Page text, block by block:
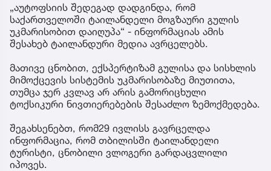
„აუტოფსიის შედეგად დადგინდა, რომ
საქართველოში ტაილანდელი მოგზაური გულის
უკმარისობით დაიღუპა“ - ინფორმაციას ამის
შესახებ ტაილანდური მედია ავრცელებს.
მათივე ცნობით, ექსპერტიზამ გულისა და სისხლის
მიმოქცევის სისტემის უკმარისობაზე მიუთითა,
თუმცა ჯერ კვლავ არ არის გამორიცხული
ტოქსიკური ნივთიერებების შესაძლო ზემოქმედება.
შეგახსენებთ, რომ29 ივლისს გავრცელდა
ინფორმაცია, რომ თბილისში ტაილანდელი
ტურისტი, ცნობილი ვლოგერი გარდაცვლილი
იპოვეს.